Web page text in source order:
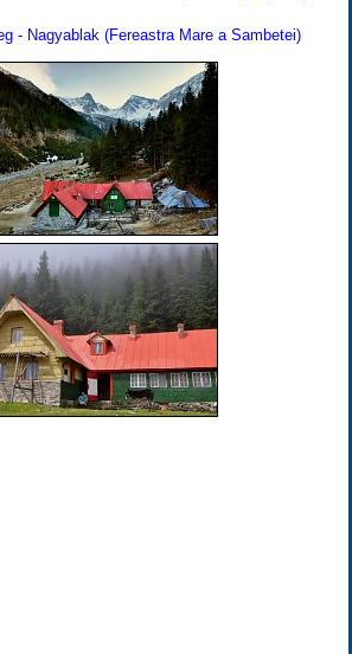
- Nagyablak (Fereastra Mare a Sambetei)